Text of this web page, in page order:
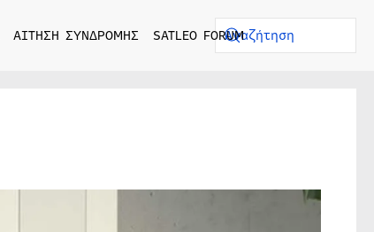
ΑΙΤΗΣΗ ΣΥΝΔΡΟΜΗΣ SATLEO FORUM